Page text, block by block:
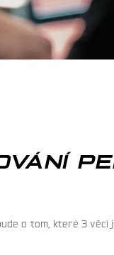
o tom, které 3 věci